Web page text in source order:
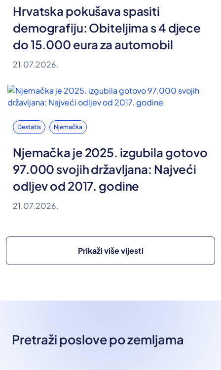
Hrvatska pokušava spasiti
demografiju: Obiteljima s 4 djece
do 15.000 eura za automobil
21.07.2026.
Destatis Njemačka
Njemačka je 2025. izgubila gotovo
97.000 svojih državljana: Najveći
odljev od 2017. godine
21.07.2026.
Prikaži više vijesti
Pretraži poslove po zemljama